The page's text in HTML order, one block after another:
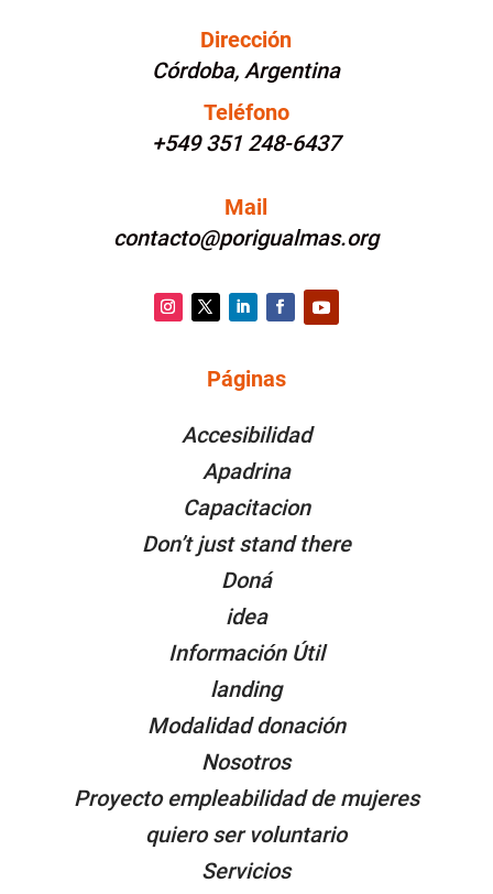
Dirección
Córdoba, Argentina
Teléfono
+549 351 248-6437
Mail
contacto@porigualmas.org
Facebook
Páginas
Accesibilidad
Apadrina
Capacitacion
Don’t just stand there
Doná
idea
Información Útil
landing
Modalidad donación
Nosotros
Proyecto empleabilidad de mujeres
quiero ser voluntario
Servicios